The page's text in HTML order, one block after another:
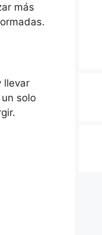
más
llevar
solo